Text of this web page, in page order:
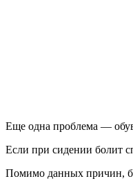
Еще одна проблема —
Если при сидении болит
Помимо данных причин,